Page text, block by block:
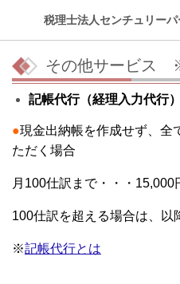
税理士法人センチュリー
その他サービス
記帳代行（経理入力代行）
●現金出納帳を作成せず、全
ただく場合
月100仕訳まで・・・15,000
100仕訳を超える場合は、 以
※記帳代行とは